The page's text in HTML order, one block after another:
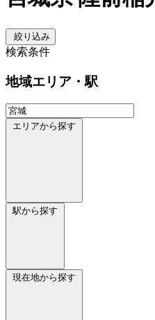
絞り込み
検索条件
地域エリア・駅
エリアから探す
駅から探す
現在地から探す